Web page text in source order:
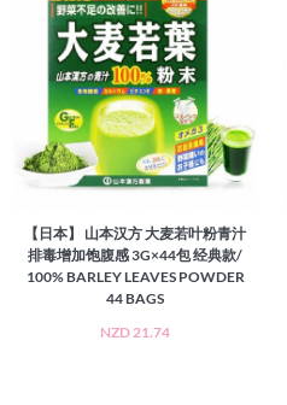
【日本】 山本汉方 大麦若叶粉青汁
排毒增加饱腹感 3G×44包 经典款/
100% BARLEY LEAVES POWDER
44 BAGS
NZD 21.74